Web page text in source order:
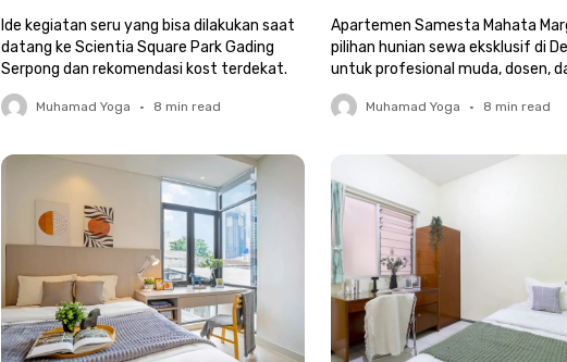
Rekomendasi Kost di Gading
Serpong
Ide kegiatan seru yang bisa dilakukan saat
datang ke Scientia Square Park Gading
Serpong dan rekomendasi kost terdekat.
Muhamad Yoga • 8 min read
Hunian Eksklusif di
untuk Profesional
Apartemen Samesta Mahata
pilihan hunian sewa eksklusif di
untuk profesional muda, dosen,
mahasiswa.
Muhamad Yoga • 8 min read